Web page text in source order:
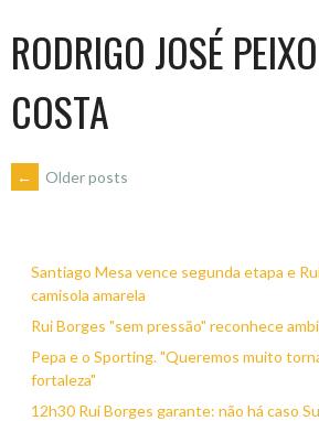
RODRIGO JOSÉ
COSTA
POSTS
NAVIGATION
← Older posts
Santiago Mesa vence segunda etapa e
camisola amarela
Rui Borges "sem pressão" reconhece
Pepa e o Sporting. "Queremos muito
fortaleza"
12h30 Rui Borges garante: não há caso